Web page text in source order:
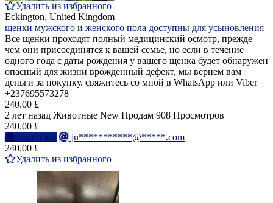
Удалить из избранного
Eckington, United Kingdom
щенки мужского и женского пола доступны для усыновления
Все щенки проходят полный медицинский осмотр, прежде
чем они присоединятся к вашей семье, но если в течение
одного года с даты рождения у вашего щенка будет обнаружен
опасный для жизни врожденный дефект, мы вернем вам
деньги за покупку. свяжитесь со мной в WhatsApp или Viber
+237695573278
240.00 £
2 лет назад Животные New Продам 908 Просмотров
240.00 £
Написать
ju***********@*****.com
240.00 £
Удалить из избранного